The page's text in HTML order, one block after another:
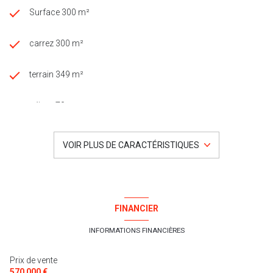
disponibles sur le site
Surface 300 m²
carrez 300 m²
terrain 349 m²
séjour 70 m²
construit en 1800
cuisine américaine (équipée)
VOIR PLUS DE CARACTÉRISTIQUES
FINANCIER
INFORMATIONS FINANCIÈRES
Prix de vente